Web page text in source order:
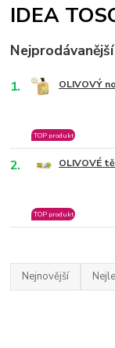
IDEA
Nejprodávanější
1. OLIVOVÝ
TOP produkt
2. OLIVOVÉ
TOP produkt
Nejnovější